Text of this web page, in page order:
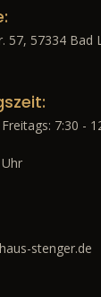
57, 57334 Bad
7:30 -
stenger.de